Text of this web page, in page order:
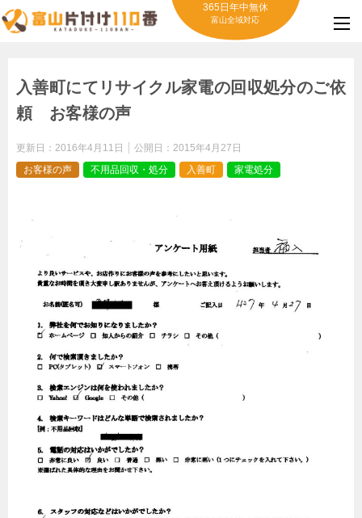
365日年中無休
富山全域対応
入善町にてリサイクル家電の回収処分のご依
頼 お客様の声
更新日： 2016年4月11日 公開日： 2015年4月27日
お客様の声
不用品回収・処分 入善町 家電処分